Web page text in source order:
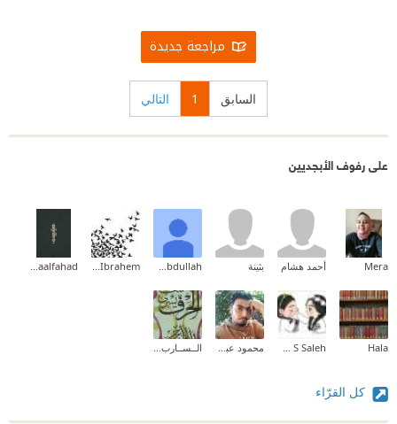
مراجعة جديدة
السابق 1 التالي
على رفوف الأبجديين
Mera أحمد هشام بثينة Saad Abdullah
Mohamed Ibrahem
Asmaalfahad
Hala
Nesreen S Saleh محمود عبدالناصر الــســارب الــســارب
كل القرّاء